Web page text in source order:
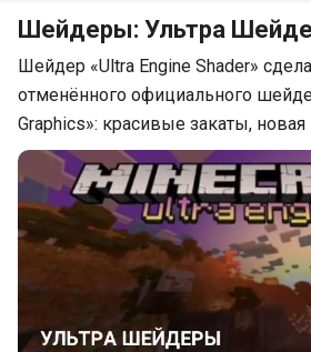
Шейдеры: Ультра
Шейдер «Ultra Engine Shader»
отменённого официального
Graphics»: красивые закаты, новая